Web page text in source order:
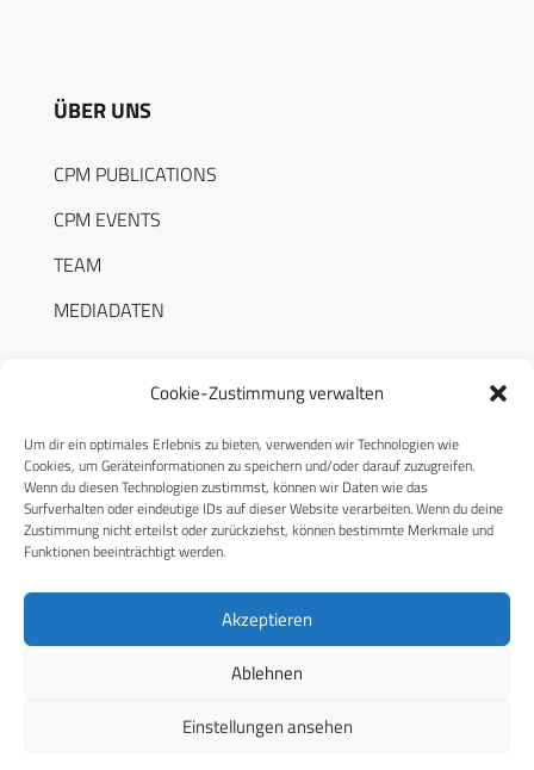
Cookie-Zustimmung verwalten
Um dir ein optimales Erlebnis zu bieten, verwenden wir Technologien wie
Cookies, um Geräteinformationen zu speichern und/oder darauf zuzugreifen.
Wenn du diesen Technologien zustimmst, können wir Daten wie das
Surfverhalten oder eindeutige IDs auf dieser Website verarbeiten. Wenn du deine
Zustimmung nicht erteilst oder zurückziehst, können bestimmte Merkmale und
Funktionen beeinträchtigt werden.
Akzeptieren
Ablehnen
Einstellungen ansehen
ÜBER UNS
CPM PUBLICATIONS
CPM EVENTS
TEAM
MEDIADATEN
RECHTLICHES
Datenschutzerklärung
Cookie-Richtlinie (EU)